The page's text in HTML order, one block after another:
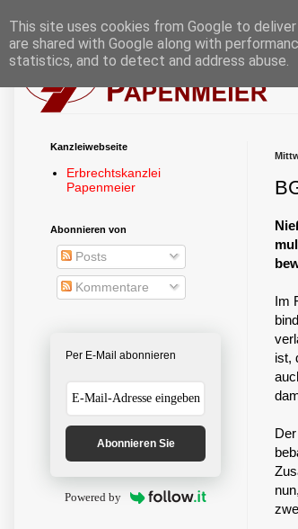
Im
ist,
Kanzleiwebseite
Erbrechtskanzlei
Papenmeier
Abonnieren von
Posts
Kommentare
Per E-Mail abonnieren
Abonnieren Sie
Powered by
This site uses cookies from Google to
are shared with Google along with
statistics, and to detect and address abuse.